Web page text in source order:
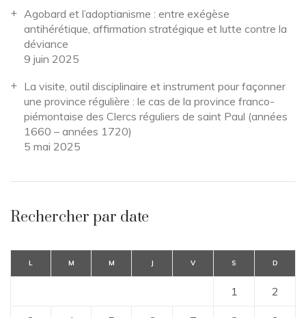
Agobard et l’adoptianisme : entre exégèse
antihérétique, affirmation stratégique et lutte contre la
déviance
9 juin 2025
La visite, outil disciplinaire et instrument pour façonner
une province régulière : le cas de la province franco-
piémontaise des Clercs réguliers de saint Paul (années
1660 – années 1720)
5 mai 2025
Rechercher par date
L M M J V S D
1 2